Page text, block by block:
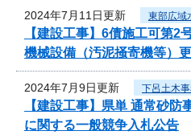
2024年7月11日更新 東部広域
【建設工事】6債施工可第2
機械設備（汚泥掻寄機等）
2024年7月9日更新 下呂土木
【建設工事】県単 通常砂
に関する一般競争入札公告